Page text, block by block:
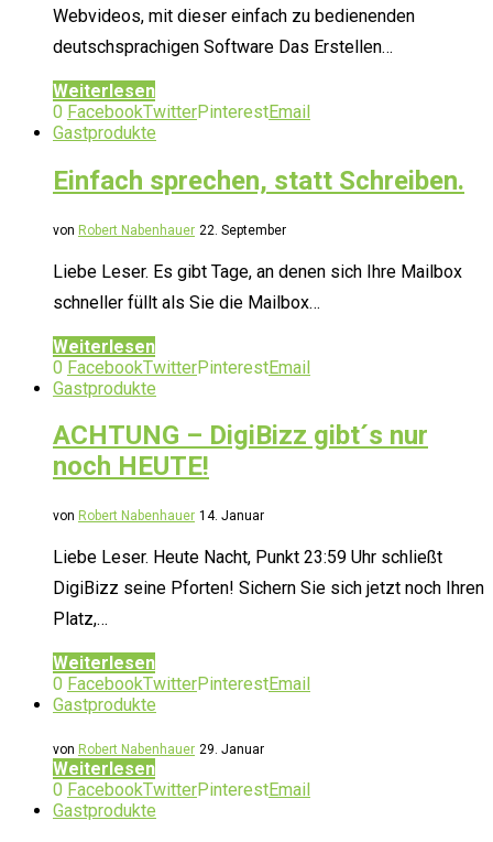
Webvideos, mit dieser einfach zu bedienenden
deutschsprachigen Software Das Erstellen…
Weiterlesen
0 FacebookTwitterPinterestEmail
Gastprodukte
Einfach sprechen, statt Schreiben.
von Robert Nabenhauer 22. September
Liebe Leser. Es gibt Tage, an denen sich Ihre Mailbox
schneller füllt als Sie die Mailbox…
Weiterlesen
0 FacebookTwitterPinterestEmail
Gastprodukte
ACHTUNG – DigiBizz gibt´s nur
noch HEUTE!
von Robert Nabenhauer 14. Januar
Liebe Leser. Heute Nacht, Punkt 23:59 Uhr schließt
DigiBizz seine Pforten! Sichern Sie sich jetzt noch Ihren
Platz,…
Weiterlesen
0 FacebookTwitterPinterestEmail
Gastprodukte
von Robert Nabenhauer 29. Januar
Weiterlesen
0 FacebookTwitterPinterestEmail
Gastprodukte